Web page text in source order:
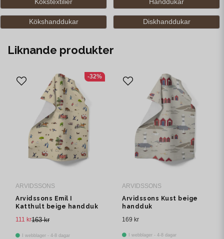
Kökshanddukar Diskhanddukar
Liknande produkter
ARVIDSSONS
Arvidssons Emil I
Katthult beige handduk
163 kr
111 kr
I webblager - 4-8 dagar
-32%
ARVIDSSONS
Arvidssons Kust beige
handduk
169 kr
I webblager - 4-8 dagar